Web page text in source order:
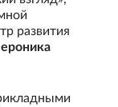
развития